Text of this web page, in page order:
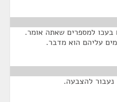
בעכו למספרים שאתה אומר.
עליהם הוא מדבר.
להצבעה.